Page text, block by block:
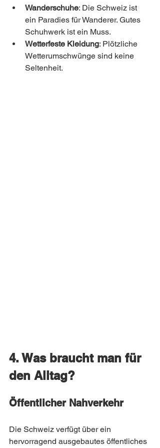
Wanderschuhe: Die Schweiz ist
ein Paradies für Wanderer. Gutes
Schuhwerk ist ein Muss.
Wetterfeste Kleidung: Plötzliche
Wetterumschwünge sind keine
Seltenheit.
4. Was braucht man für
den Alltag?
Öffentlicher Nahverkehr
Die Schweiz verfügt über ein
hervorragend ausgebautes öffentliches